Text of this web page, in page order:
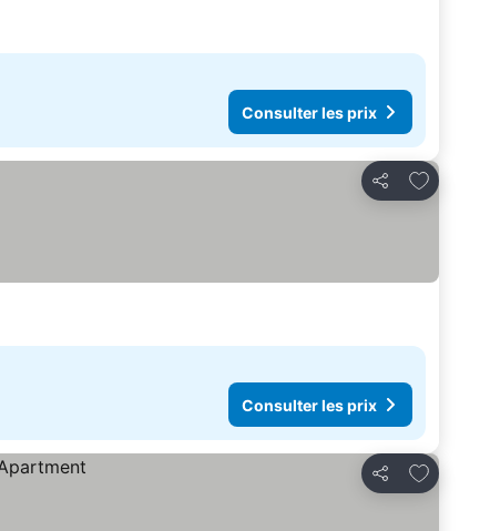
Consulter les prix
Partager
Ajouter à
Consulter les prix
Partager
Ajouter à